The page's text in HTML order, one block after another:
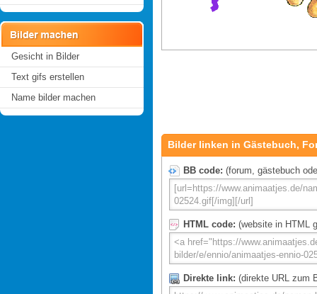
Gesicht in Bilder
Text gifs erstellen
Name bilder machen
Bilder linken in Gästebuch,
BB code: (forum, gästebuch
HTML code: (website in HTML
Direkte link: (direkte URL zum